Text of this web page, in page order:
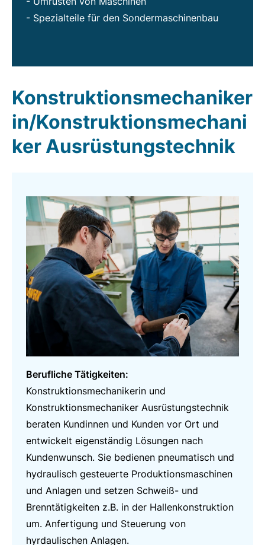
- Spezialteile für den Sondermaschinenbau
Konstruktionsmechaniker
in/Konstruktionsmechani
ker Ausrüstungstechnik
Berufliche Tätigkeiten:
Konstruktionsmechanikerin und
Konstruktionsmechaniker Ausrüstungstechnik
beraten Kundinnen und Kunden vor Ort und
entwickelt eigenständig Lösungen nach
Kundenwunsch. Sie bedienen pneumatisch und
hydraulisch gesteuerte Produktionsmaschinen
und Anlagen und setzen Schweiß- und
Brenntätigkeiten z.B. in der Hallenkonstruktion
um. Anfertigung und Steuerung von
hyrdaulischen Anlagen.